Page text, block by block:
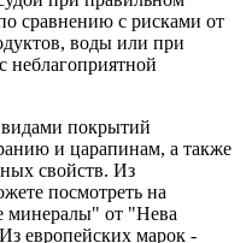
сравнению с рисками от
воды или при
неблагоприятной
покрытий
и царапинам, а также
свойств. Из
посмотреть на
минералы" от "Нева
европейских марок -